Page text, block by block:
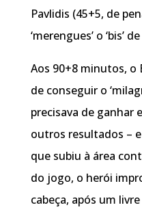
Pavlidis (45+5, de
‘merengues’ o ‘bis’
Aos 90+8 minutos, o
de conseguir o
precisava de ganhar
outros resultados –
que subiu à área
do jogo, o herói
cabeça, após um